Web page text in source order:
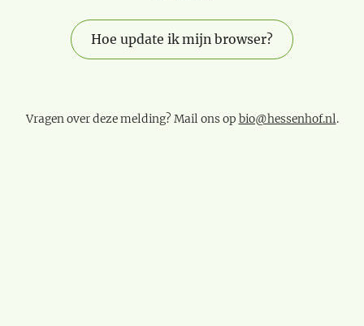
Hoe update ik mijn browser?
Vragen over deze melding? Mail ons op bio@hessenhof.nl.